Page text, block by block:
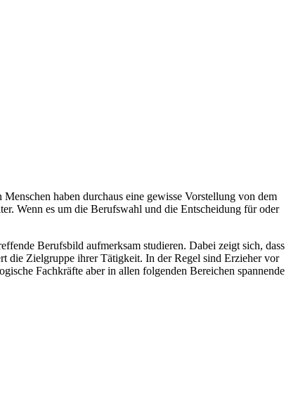
Menschen haben durchaus eine gewisse Vorstellung von dem
Wenn es um die Berufswahl und die Entscheidung für oder
Berufsbild aufmerksam studieren. Dabei zeigt sich, dass
die Zielgruppe ihrer Tätigkeit. In der Regel sind Erzieher vor
Fachkräfte aber in allen folgenden Bereichen spannende